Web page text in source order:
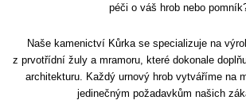
péči o váš hrob nebo
Naše kamenictví Kůrka se specializuje na
z prvotřídní žuly a mramoru, které dokonale
architekturu. Každý urnový hrob vytváříme na
jedinečným požadavkům našich